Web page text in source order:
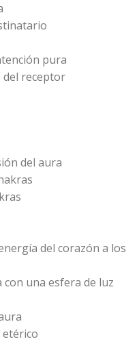
pura
del receptor
del aura
del corazón a los
con una esfera de luz
etérico